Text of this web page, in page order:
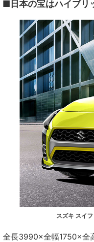
■日本の宝はハイブリ
スズキ スイ
全長3990×全幅1750×全